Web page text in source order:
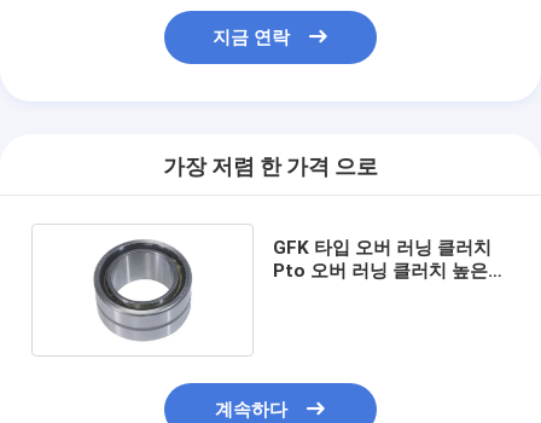
지금 연락
가장 저렴 한 가격 으로
GFK 타입 오버 러닝 클러치
Pto 오버 러닝 클러치 높은
계속하다